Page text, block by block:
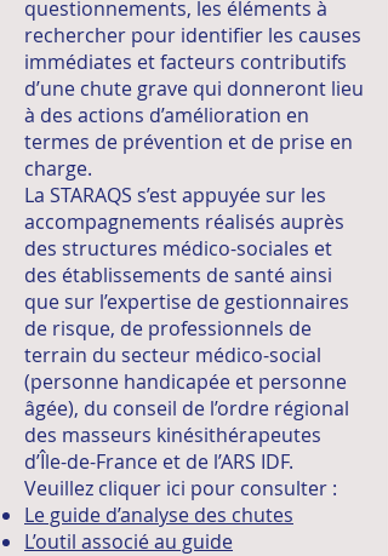
questionnements, les éléments à
rechercher pour identifier les causes
immédiates et facteurs contributifs
d’une chute grave qui donneront lieu
à des actions d’amélioration en
termes de prévention et de prise en
charge.
La STARAQS s’est appuyée sur les
accompagnements réalisés auprès
des structures médico-sociales et
des établissements de santé ainsi
que sur l’expertise de gestionnaires
de risque, de professionnels de
terrain du secteur médico-social
(personne handicapée et personne
âgée), du conseil de l’ordre régional
des masseurs kinésithérapeutes
d’Île-de-France et de l’ARS IDF.
Veuillez cliquer ici pour consulter :
Le guide d’analyse des chutes
L’outil associé au guide